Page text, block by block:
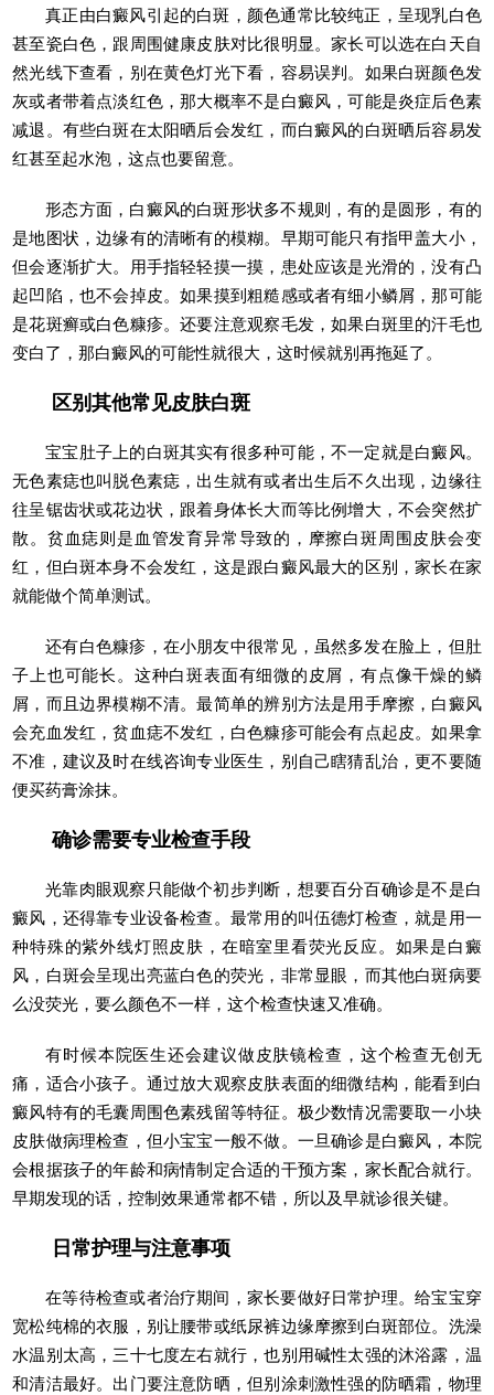
真正由白癜风引起的白斑，颜色通常比较纯正，呈现乳白色
甚至瓷白色，跟周围健康皮肤对比很明显。家长可以选在白天自
然光线下查看，别在黄色灯光下看，容易误判。如果白斑颜色发
灰或者带着点淡红色，那大概率不是白癜风，可能是炎症后色素
减退。有些白斑在太阳晒后会发红，而白癜风的白斑晒后容易发
红甚至起水泡，这点也要留意。
形态方面，白癜风的白斑形状多不规则，有的是圆形，有的
是地图状，边缘有的清晰有的模糊。早期可能只有指甲盖大小，
但会逐渐扩大。用手指轻轻摸一摸，患处应该是光滑的，没有凸
起凹陷，也不会掉皮。如果摸到粗糙感或者有细小鳞屑，那可能
是花斑癣或白色糠疹。还要注意观察毛发，如果白斑里的汗毛也
变白了，那白癜风的可能性就很大，这时候就别再拖延了。
区别其他常见皮肤白斑
宝宝肚子上的白斑其实有很多种可能，不一定就是白癜风。
无色素痣也叫脱色素痣，出生就有或者出生后不久出现，边缘往
往呈锯齿状或花边状，跟着身体长大而等比例增大，不会突然扩
散。贫血痣则是血管发育异常导致的，摩擦白斑周围皮肤会变
红，但白斑本身不会发红，这是跟白癜风最大的区别，家长在家
就能做个简单测试。
还有白色糠疹，在小朋友中很常见，虽然多发在脸上，但肚
子上也可能长。这种白斑表面有细微的皮屑，有点像干燥的鳞
屑，而且边界模糊不清。最简单的辨别方法是用手摩擦，白癜风
会充血发红，贫血痣不发红，白色糠疹可能会有点起皮。如果拿
不准，建议及时在线咨询专业医生，别自己瞎猜乱治，更不要随
便买药膏涂抹。
确诊需要专业检查手段
光靠肉眼观察只能做个初步判断，想要百分百确诊是不是白
癜风，还得靠专业设备检查。最常用的叫伍德灯检查，就是用一
种特殊的紫外线灯照皮肤，在暗室里看荧光反应。如果是白癜
风，白斑会呈现出亮蓝白色的荧光，非常显眼，而其他白斑病要
么没荧光，要么颜色不一样，这个检查快速又准确。
有时候本院医生还会建议做皮肤镜检查，这个检查无创无
痛，适合小孩子。通过放大观察皮肤表面的细微结构，能看到白
癜风特有的毛囊周围色素残留等特征。极少数情况需要取一小块
皮肤做病理检查，但小宝宝一般不做。一旦确诊是白癜风，本院
会根据孩子的年龄和病情制定合适的干预方案，家长配合就行。
早期发现的话，控制效果通常都不错，所以及早就诊很关键。
日常护理与注意事项
在等待检查或者治疗期间，家长要做好日常护理。给宝宝穿
宽松纯棉的衣服，别让腰带或纸尿裤边缘摩擦到白斑部位。洗澡
水温别太高，三十七度左右就行，也别用碱性太强的沐浴露，温
和清洁最好。出门要注意防晒，但别涂刺激性强的防晒霜，物理